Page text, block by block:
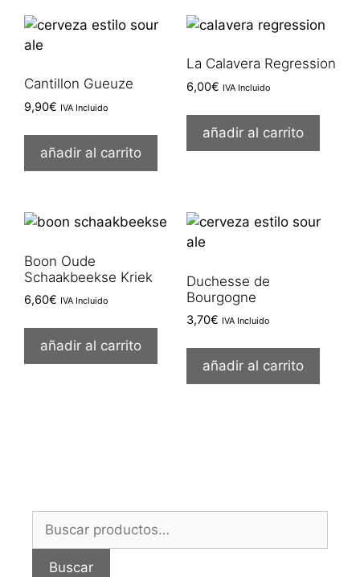
Cantillon Gueuze
9,90€ IVA Incluido
añadir al carrito
La Calavera Regression
6,00€ IVA Incluido
añadir al carrito
Boon Oude
Schaakbeekse Kriek
6,60€ IVA Incluido
añadir al carrito
Duchesse de
Bourgogne
3,70€ IVA Incluido
añadir al carrito
Buscar
Buscar